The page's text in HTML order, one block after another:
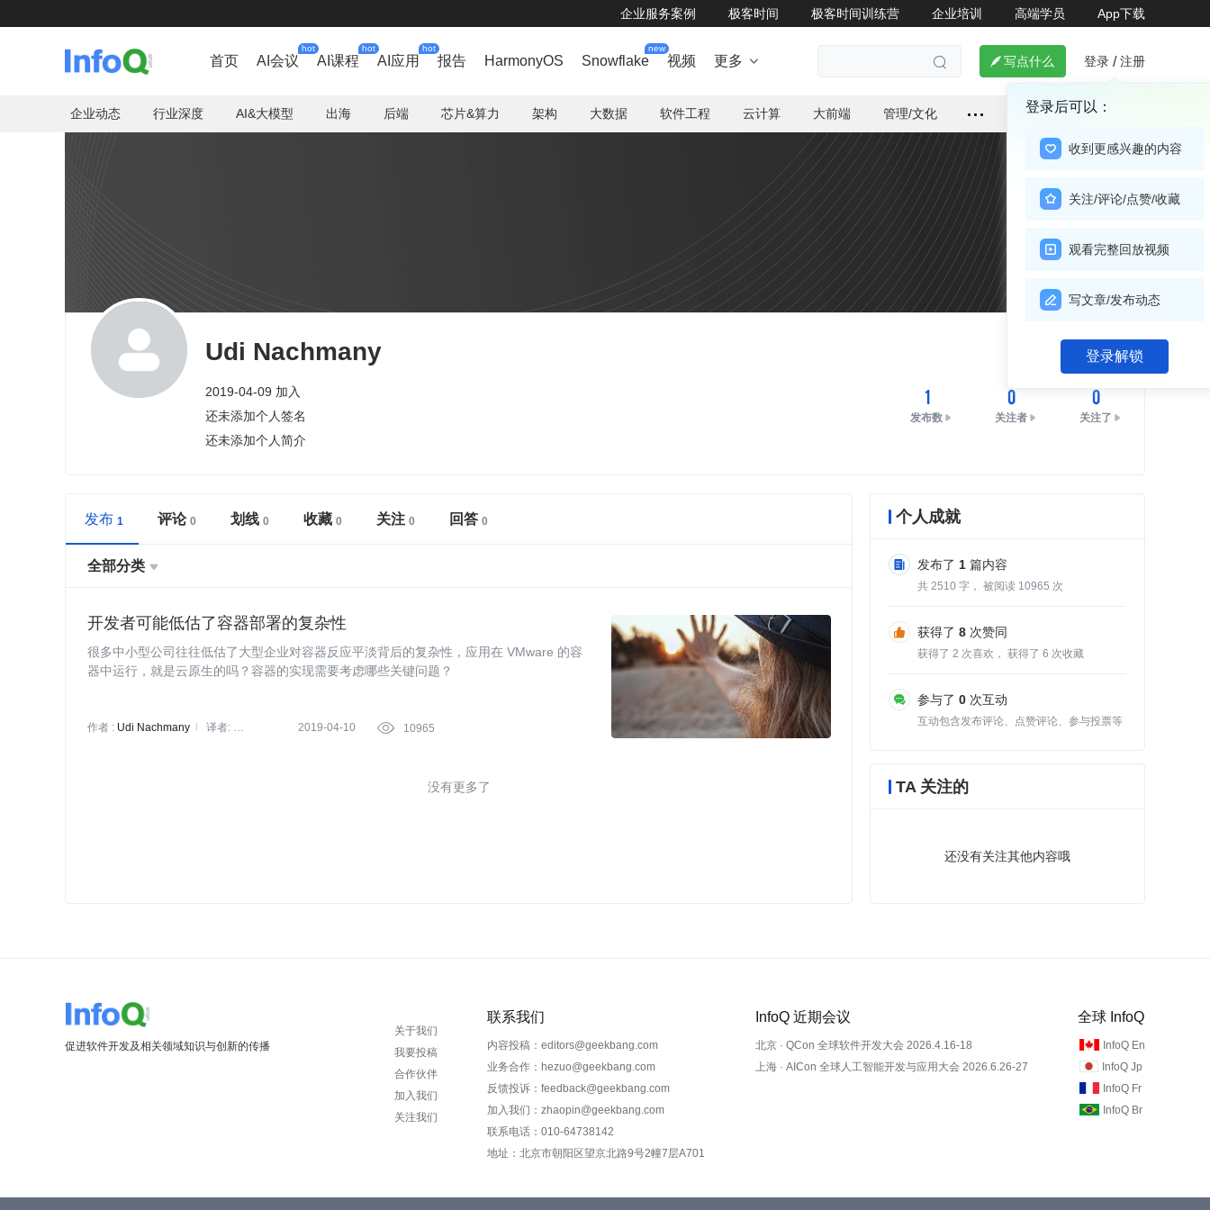
企业服务案例 极客时间 极客时间训练营 企业培训 高端学员 App下载
首页 AI会议
hot
AI课程
hot
AI应用
hot
报告 HarmonyOS Snowflake
new
视频 更多    写点什么 登录 / 注册
登录后可以：
收到更感兴趣的内容
关注/评论/点赞/收藏
观看完整回放视频
写文章/发布动态
登录解锁
企业动态 行业深度 AI&大模型 出海 后端 芯片&算力 架构 大数据 软件工程 云计算 大前端 管理/文化
Udi Nachmany
2019-04-09 加入
还未添加个人签名
还未添加个人简介
关注
1
发布数
0
关注者
0
关注了
发布 评论 划线 收藏 关注 回答
全部分类 
开发者可能低估了容器部署的复杂性
很多中小型公司往往低估了大型企业对容器反应平淡背后的复杂性，应用在 VMware 的容
器中运行，就是云原生的吗？容器的实现需要考虑哪些关键问题？
作者 : Udi Nachmany
译者:
2019-04-10  10965
没有更多了
个人成就
发布了 1 篇内容
共 2510 字， 被阅读 10965 次
获得了 8 次赞同
获得了 2 次喜欢， 获得了 6 次收藏
参与了 0 次互动
互动包含发布评论、点赞评论、参与投票等
TA 关注的
还没有关注其他内容哦
促进软件开发及相关领域知识与创新的传播
关于我们
我要投稿
合作伙伴
加入我们
关注我们
联系我们
内容投稿：editors@geekbang.com
业务合作：hezuo@geekbang.com
反馈投诉：feedback@geekbang.com
加入我们：zhaopin@geekbang.com
联系电话：010-64738142
地址：北京市朝阳区望京北路9号2幢7层A701
InfoQ 近期会议
北京 · QCon 全球软件开发大会 2026.4.16-18
上海 · AICon 全球人工智能开发与应用大会 2026.6.26-27
全球 InfoQ
InfoQ En
InfoQ Jp
InfoQ Fr
InfoQ Br